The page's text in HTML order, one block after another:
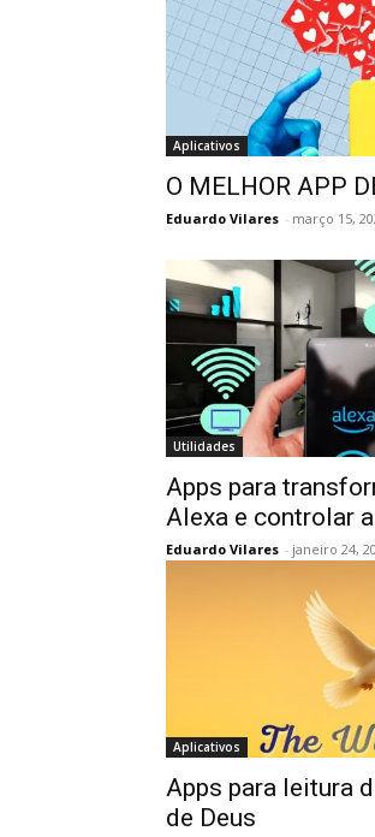
Aplicativos
O MELHOR APP
Eduardo Vilares - março 15,
Utilidades
Apps para
Alexa e controlar
Eduardo Vilares - janeiro 24,
Aplicativos
Apps para leitura
de Deus